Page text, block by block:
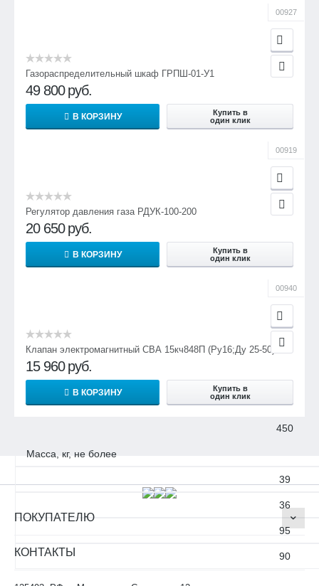
2816
1418
2816
Габаритные размеры:
строительная длина, мм
230
350
ширина, мм
537
520
высота, мм
278
450
Масса, кг, не более
39
36
95
90
00927
Газораспределительный шкаф ГРПШ-01-У1
49 800 руб.
В КОРЗИНУ
Купить в
один клик
00919
Регулятор давления газа РДУК-100-200
20 650 руб.
В КОРЗИНУ
Купить в
один клик
00940
Клапан электромагнитный СВА 15кч848П (Ру16;Ду 25-50)
15 960 руб.
В КОРЗИНУ
Купить в
один клик
ПОКУПАТЕЛЮ
КОНТАКТЫ